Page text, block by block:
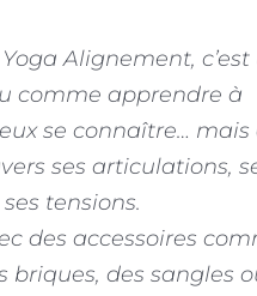
Alignement, c’est
comme apprendre à
se connaître… mais
ses articulations,
ses tensions.
des accessoires
briques, des sangles